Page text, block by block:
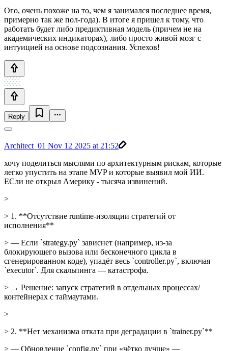
Ого, очень похоже на то, чем я занимался последнее время,
примерно так же пол-года). В итоге я пришел к тому, что
работать будет либо предиктивная модель (причем не на
академических индикаторах), либо просто живой мозг с
интуицией на основе подсознания. Успехов!
Reply
Architect_01 Nov 12 2025 at 21:52
хочу поделиться мыслями по архитектурным рискам, которые
легко упустить на этапе MVP и которые выявил мой ИИ.
ЕСли не открыл Америку - тысяча извинений.
>
> 1. **Отсутствие runtime-изоляции стратегий от
исполнения**
> — Если `strategy.py` зависнет (например, из-за
блокирующего вызова или бесконечного цикла в
сгенерированном коде), упадёт весь `controller.py`, включая
`executor`. Для скальпинга — катастрофа.
> → Решение: запуск стратегий в отдельных процессах/
контейнерах с таймаутами.
>
> 2. **Нет механизма отката при деградации в `trainer.py`**
> — Обновление `config.py` при «чётко лучше» —